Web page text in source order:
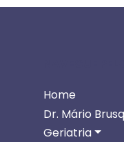
Home
Dr. Mário
Geriatria